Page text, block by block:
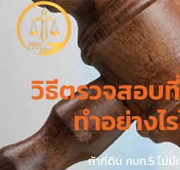
วิธีตรวจสอบ
ทำอย่างไ
ถ้าที่ดิน ภบท.5 ไม่มี